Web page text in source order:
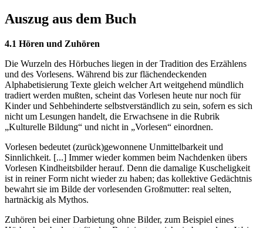
Auszug aus dem Buch
4.1 Hören und Zuhören
Die Wurzeln des Hörbuches liegen in der Tradition des Erzählens
und des Vorlesens. Während bis zur flächendeckenden
Alphabetisierung Texte gleich welcher Art weitgehend mündlich
tradiert werden mußten, scheint das Vorlesen heute nur noch für
Kinder und Sehbehinderte selbstverständlich zu sein, sofern es sich
nicht um Lesungen handelt, die Erwachsene in die Rubrik
„Kulturelle Bildung“ und nicht in „Vorlesen“ einordnen.
Vorlesen bedeutet (zurück)gewonnene Unmittelbarkeit und
Sinnlichkeit. [...] Immer wieder kommen beim Nachdenken übers
Vorlesen Kindheitsbilder herauf. Denn die damalige Kuscheligkeit
ist in reiner Form nicht wieder zu haben; das kollektive Gedächtnis
bewahrt sie im Bilde der vorlesenden Großmutter: real selten,
hartnäckig als Mythos.
Zuhören bei einer Darbietung ohne Bilder, zum Beispiel eines